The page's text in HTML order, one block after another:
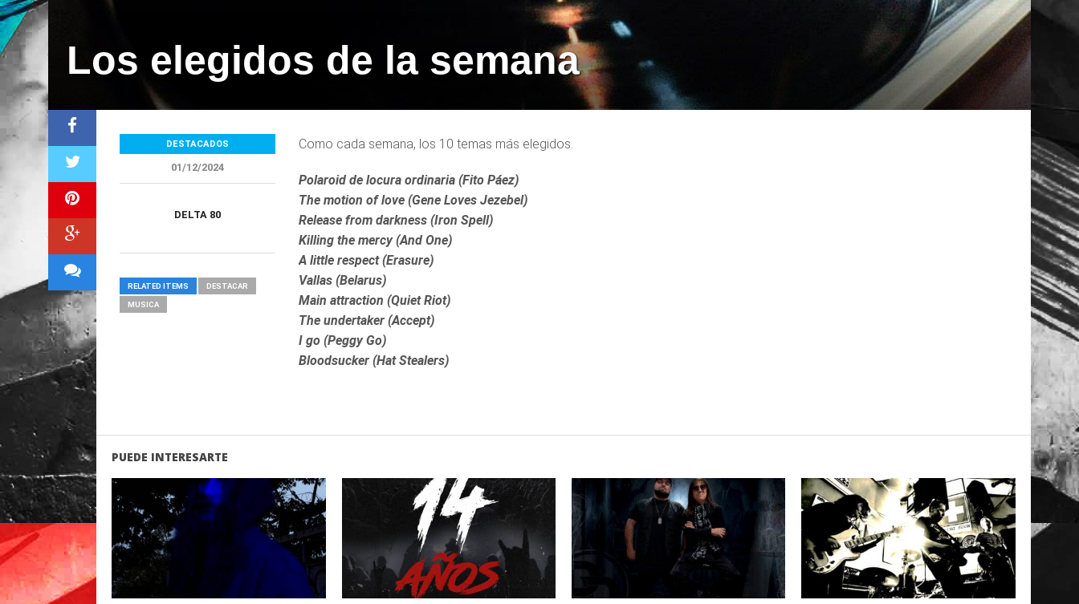
Los elegidos de la semana
Como cada semana, los 10 temas más elegidos.
Polaroid de locura ordinaria (Fito Páez)
The motion of love (Gene Loves Jezebel)
Release from darkness (Iron Spell)
Killing the mercy (And One)
A little respect (Erasure)
Vallas (Belarus)
Main attraction (Quiet Riot)
The undertaker (Accept)
I go (Peggy Go)
Bloodsucker (Hat Stealers)
DESTACADOS
01/12/2024
DELTA 80
RELATED ITEMS DESTACAR
MUSICA
PUEDE INTERESARTE
LEER
LEER
MAS
LEER
MAS
LEER
MAS